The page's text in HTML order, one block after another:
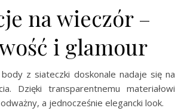
na wieczór –
i glamour
body z siateczki doskonale nadaje się na
Dzięki transparentnemu materiałowi
a jednocześnie elegancki look.